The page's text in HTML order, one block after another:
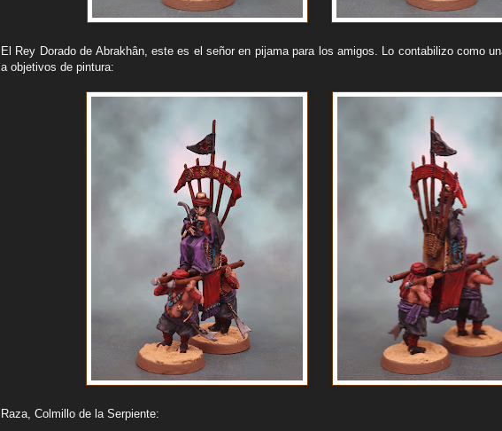
El Rey Dorado de Abrakhân, este es el señor en pijama para los amigos. Lo contabilizo como
a objetivos de pintura:
Raza, Colmillo de la Serpiente: